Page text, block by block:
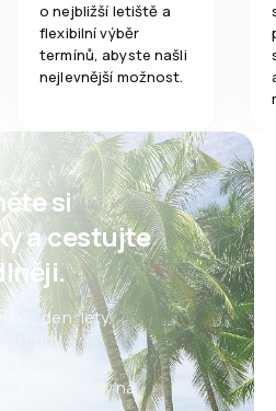
1,0
o nejbližší letiště a
flexibilní výběr
termínů, abyste našli
nejlevnější možnost.
si
a cestujte
den: lety,
záleží, vždy na